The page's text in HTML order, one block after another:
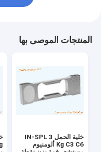
المنتجات الموصى بها
خلية الحمل IN-SPL 3
Kg C3 C6 ألومنيوم